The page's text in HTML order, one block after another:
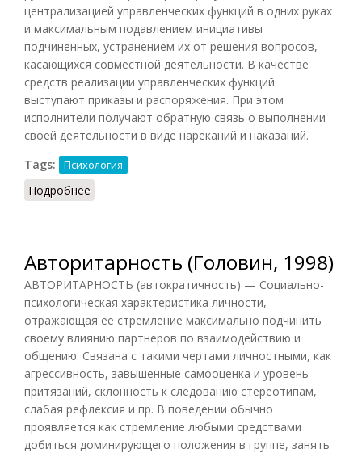
централизацией управленческих функций в одних руках
и максимальным подавлением инициативы
подчиненных, устранением их от решения вопросов,
касающихся совместной деятельности. В качестве
средств реализации управленческих функций
выступают приказы и распоряжения. При этом
исполнители получают обратную связь о выполнении
своей деятельности в виде нареканий и наказаний.
Tags:
Психология
Подробнее
Авторитарность (Головин, 1998)
АВТОРИТАРНОСТЬ (автократичность) — Социально-
психологическая характеристика личности,
отражающая ее стремление максимально подчинить
своему влиянию партнеров по взаимодействию и
общению. Связана с такими чертами личностными, как
агрессивность, завышенные самооценка и уровень
притязаний, склонность к следованию стереотипам,
слабая рефлексия и пр. В поведении обычно
проявляется как стремление любыми средствами
добиться доминирующего положения в группе, занять